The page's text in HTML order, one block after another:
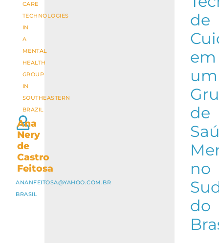
CARE
TECHNOLOGIES
IN
A
MENTAL
HEALTH
GROUP
IN
SOUTHEASTERN
BRAZIL
Ana
Nery
de
Castro
Feitosa
ANANFEITOSA@YAHOO.COM.BR
BRASIL
de
em
um
de
no
do